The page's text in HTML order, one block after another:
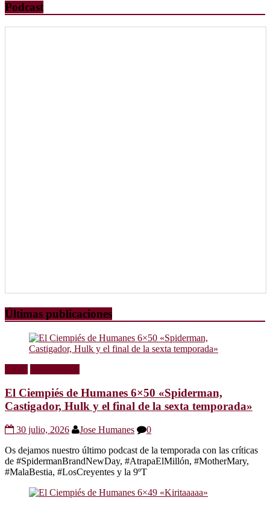
Podcast
Últimas publicaciones
El Ciempiés de Humanes 6×50 «Spiderman,
Castigador, Hulk y el final de la sexta temporada»
30 julio, 2026 Jose Humanes
0
Os dejamos nuestro último podcast de la temporada con las críticas
de #SpidermanBrandNewDay, #AtrapaElMillón, #MotherMary,
#MalaBestia, #LosCreyentes y la 9ºT